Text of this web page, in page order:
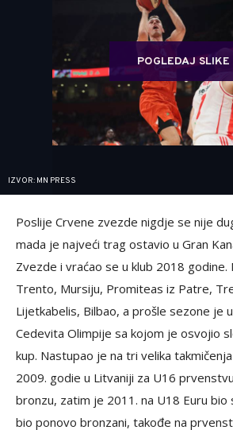
POGLEDAJ SLIKE
IZVOR: MN PRESS
Poslije Crvene zvezde nigdje se nije
mada je najveći trag ostavio u Gran
Zvezde i vraćao se u klub 2018 godine.
Trento, Mursiju, Promiteas iz Patre,
Lijetkabelis, Bilbao, a prošle sezone je
Cedevita Olimpije sa kojom je osvojio
kup. Nastupao je na tri velika
2009. godie u Litvaniji za U16
bronzu, zatim je 2011. na U18 Euru bio
bio ponovo bronzani, takođe na